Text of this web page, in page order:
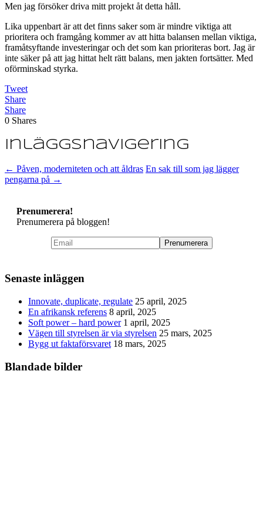
Men jag försöker driva mitt projekt åt detta håll.
Lika uppenbart är att det finns saker som är mindre viktiga att
prioritera och framgång kommer av att hitta balansen mellan viktiga,
framåtsyftande investeringar och det som kan prioriteras bort. Jag är
inte säker på att jag hittat helt rätt balans, men jakten fortsätter. Med
oförminskad styrka.
Tweet
Share
Share
0 Shares
Inläggsnavigering
← Påven, moderniteten och att åldras En sak till som jag lägger
pengarna på →
Prenumerera!
Prenumerera på bloggen!
Senaste inläggen
Innovate, duplicate, regulate 25 april, 2025
En afrikansk referens 8 april, 2025
Soft power – hard power 1 april, 2025
Vägen till styrelsen är via styrelsen 25 mars, 2025
Bygg ut faktaförsvaret 18 mars, 2025
Blandade bilder